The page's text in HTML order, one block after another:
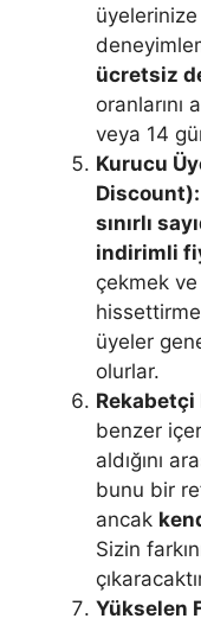
ücretsiz
oranlarını
veya 14
Kurucu
Discount):
sınırlı
indirimli
çekmek
üyeler
olurlar.
Rekabetçi
benzer
aldığını
bunu bir
ancak
Sizin
Yükselen